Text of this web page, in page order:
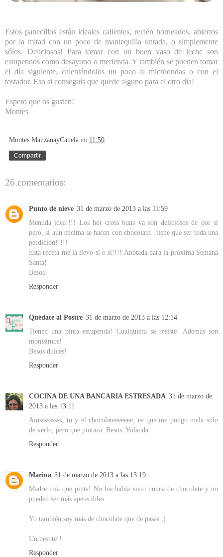
Estos panecillos están ideales calientes, recién horneados, abiertos
por la mitad con un poco de mantequilla untada, o simplemente
sólos. Deliciosos! Para tomar con un buen vaso de leche son
estupendos como desayuno o merienda. Y también se pueden tomar
el día siguiente, calentándolos un poco al microondas o con el
tostador. Eso si conseguís que quede alguno para el otro día!
Espero que os gusten!
Montes
Montes ManzanayCanela en 11:50
Compartir
26 comentarios:
Punto de nieve 31 de marzo de 2013 a las 11:59
Menuda idea!!!! Los hot cross buns ya son deliciosos de por sí
pero, si aún encima se hacen con chocolate...tiene que ser toda una
perdición!!!!!
Esta receta me la llevo sí o sí!!!! Anotada para la próxima Semana
Santa!
Besos!
Responder
Quédate al Postre 31 de marzo de 2013 a las 12:14
Tienen una pinta estupenda! Cualquiera se resiste! Además son
monísimos!
Besos dulces!
Responder
COCINA DE UNA BANCARIA ESTRESADA 31 de marzo de
2013 a las 13:11
Ainsssssssss, tu y el chocolateeeeeee, es que me pongo mala sólo
de verlo, pero que pintaza. Besos. Yolanda.
Responder
Marina 31 de marzo de 2013 a las 13:19
Madre mía que pinta! No los había visto nunca de chocolate y no
pueden ser más apetecibles.
Yo también soy más de chocolate que de pasas ;)
Un besote!!
Responder